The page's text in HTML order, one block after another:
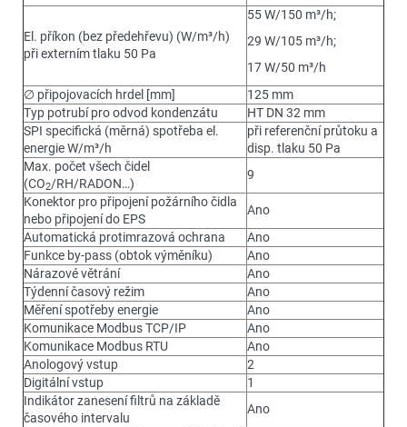
El. příkon (bez předehřevu) (W/m³/h)
při externím tlaku 50 Pa
55 W/150 m³/h;
29 W/105 m³/h;
17 W/50 m³/h
∅ připojovacích hrdel [mm]
125 mm
Typ potrubí pro odvod kondenzátu
HT DN 32 mm
SPI specifická (měrná) spotřeba el.
energie W/m³/h
při referenční průtoku a
disp. tlaku 50 Pa
Max. počet všech čidel
(CO2/RH/RADON…)
9
Konektor pro připojení požárního čidla
nebo připojení do EPS
Ano
Automatická protimrazová ochrana
Ano
Funkce by-pass (obtok výměníku)
Ano
Nárazové větrání
Ano
Týdenní časový režim
Ano
Měření spotřeby energie
Ano
Komunikace Modbus TCP/IP
Ano
Komunikace Modbus RTU
Ano
Anologový vstup
2
Digitální vstup
1
Indikátor zanesení filtrů na základě
časového intervalu
Ano